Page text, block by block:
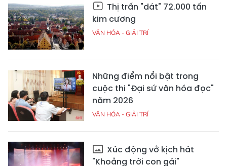
Thị trấn "dát" 72.000 tấn
kim cương
VĂN HÓA - GIẢI TRÍ
Những điểm nổi bật trong
cuộc thi "Đại sứ văn hóa đọc"
năm 2026
VĂN HÓA - GIẢI TRÍ
Xúc động vở kịch hát
"Khoảng trời con gái"